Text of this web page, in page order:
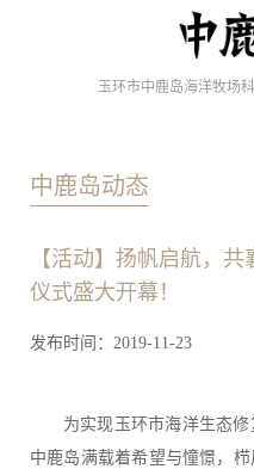
玉环市中鹿岛海洋牧场
中鹿岛动态
【活动】扬帆启航，
仪式盛大开幕！
发布时间：2019-11-23
为实现玉环市海洋生态修
中鹿岛满载着希望与憧憬，